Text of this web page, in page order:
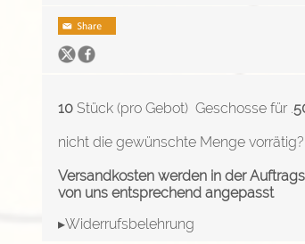
10 Stück (pro Gebot) Geschosse für .
nicht die gewünschte Menge vorrätig?
Versandkosten werden in der
von uns entsprechend angepasst
▸Widerrufsbelehrung